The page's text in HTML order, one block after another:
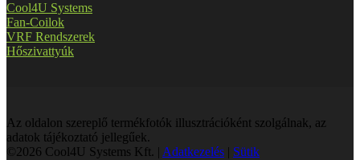
Cool4U Systems
Fan-Coilok
VRF Rendszerek
Hőszivattyúk
Az oldalon szereplő termékfotók illusztrációként szolgálnak, az
adatok tájékoztató jellegűek.
©2026 Cool4U Systems Kft. | Adatkezelés | Sütik